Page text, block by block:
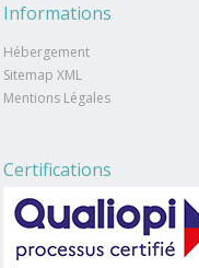
Informations
Hébergement
Sitemap XML
Mentions Légales
Certifications